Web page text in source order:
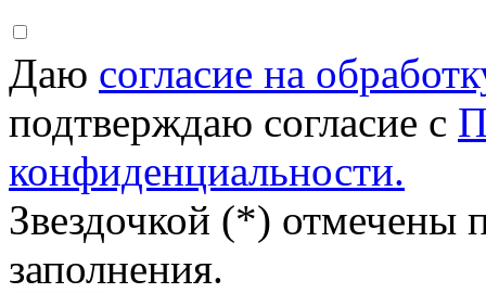
Даю согласие на
подтверждаю согласие с
конфиденциальности.
Звездочкой (*) отмечены
заполнения.